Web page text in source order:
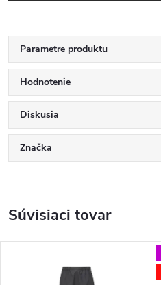
Parametre produktu
Hodnotenie
Diskusia
Značka
Súvisiaci tovar